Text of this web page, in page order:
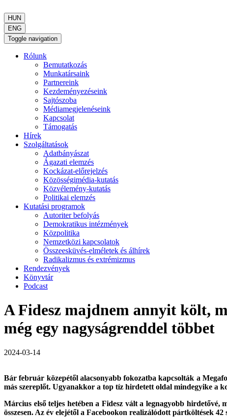
HUN
ENG
Toggle navigation
Rólunk
Bemutatkozás
Munkatársaink
Partnereink
Kezdeményezéseink
Sajtószoba
Médiamegjelenéseink
Kapcsolat
Támogatás
Hírek
Szolgáltatások
Adatbányászat
Ágazati elemzés
Kockázat-előrejelzés
Közösségimédia-kutatás
Közvélemény-kutatás
Politikai elemzés
Kutatási programok
Autoriter befolyás
Demokratikus intézmények
Közpolitika
Nemzetközi kapcsolatok
Összeesküvés-elméletek és álhírek
Radikalizmus és extrémizmus
Rendezvények
Könyvtár
Podcast
A Fidesz majdnem annyit költ,
még egy nagyságrenddel többet
2024-03-14
Bár február közepétől alacsonyabb fokozatba kapcsolták a
más szereplőt. Ugyanakkor a top tíz hirdetett oldal mindegyike a
Március első teljes hetében a Fidesz vált a legnagyobb hirdetővé,
összesen. Az év elejétől a Facebookon realizálódott pártköltések